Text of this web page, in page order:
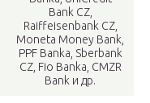
Bank CZ,
Raiffeisenbank CZ,
Moneta Money Bank,
PPF Banka, Sberbank
CZ, Fio Banka, CMZR
Bank и др.